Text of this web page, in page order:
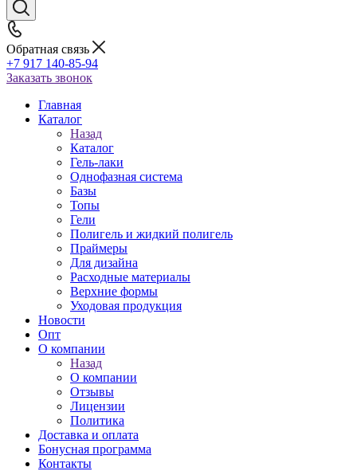
Обратная связь
+7 917 140-85-94
Заказать звонок
Главная
Каталог
Назад
Каталог
Гель-лаки
Однофазная система
Базы
Топы
Гели
Полигель и жидкий полигель
Праймеры
Для дизайна
Расходные материалы
Верхние формы
Уходовая продукция
Новости
Опт
О компании
Назад
О компании
Отзывы
Лицензии
Политика
Доставка и оплата
Бонусная программа
Контакты